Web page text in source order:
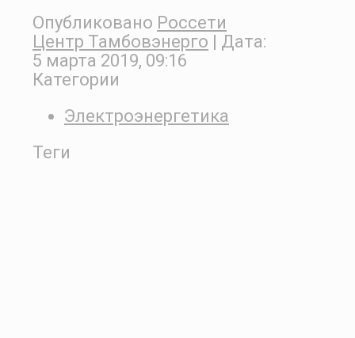
Опубликовано Россети
Центр Тамбовэнерго
| Дата:
5 марта 2019, 09:16
Категории
Электроэнергетика
Теги